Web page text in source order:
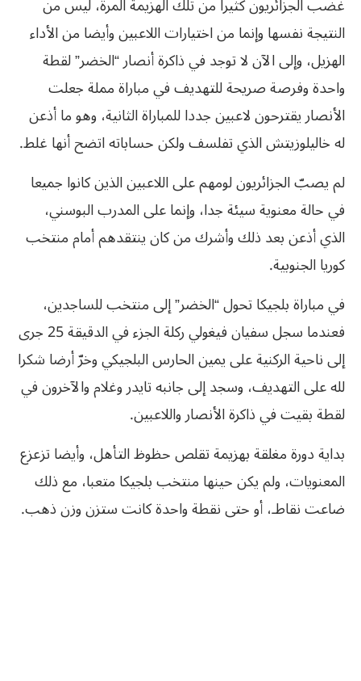
النتيجة نفسها وإنما من اختيارات اللاعبين وأيضا من الأداء
الهزيل، وإلى الآن لا توجد في ذاكرة أنصار “الخضر” لقطة
واحدة وفرصة صريحة للتهديف في مباراة مملة جعلت
الأنصار يقترحون لاعبين جددا للمباراة الثانية، وهو ما أذعن
له خاليلوزيتش الذي تفلسف ولكن حساباته اتضح أنها غلط.
لم يصبّ الجزائريون لومهم على اللاعبين الذين كانوا جميعا
في حالة معنوية سيئة جدا، وإنما على المدرب البوسني،
الذي أذعن بعد ذلك وأشرك من كان ينتقدهم أمام منتخب
كوريا الجنوبية.
في مباراة بلجيكا تحول “الخضر” إلى منتخب للساجدين،
فعندما سجل سفيان فيغولي ركلة الجزء في الدقيقة 25 جرى
إلى ناحية الركنية على يمين الحارس البلجيكي وخرّ أرضا شكرا
لله على التهديف، وسجد إلى جانبه تايدر وغلام والآخرون في
لقطة بقيت في ذاكرة الأنصار واللاعبين.
بداية دورة مغلقة بهزيمة تقلص حظوظ التأهل، وأيضا تزعزع
المعنويات، ولم يكن حينها منتخب بلجيكا متعبا، مع ذلك
ضاعت نقاطـ، أو حتى نقطة واحدة كانت ستزن وزن ذهب.